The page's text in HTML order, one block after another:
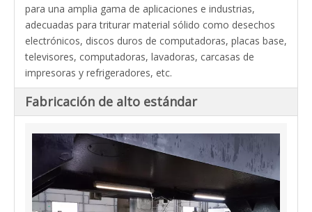
para una amplia gama de aplicaciones e industrias,
adecuadas para triturar material sólido como desechos
electrónicos, discos duros de computadoras, placas base,
televisores, computadoras, lavadoras, carcasas de
impresoras y refrigeradores, etc.
Fabricación de alto estándar